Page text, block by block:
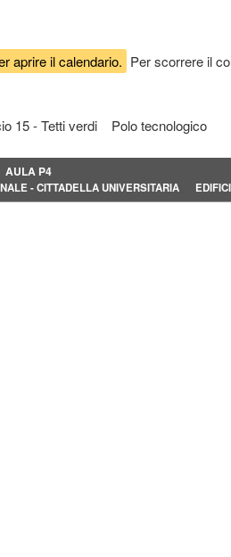
aprire il calendario. Per scorrere il
15 - Tetti verdi Polo tecnologico
AULA P4
- CITTADELLA UNIVERSITARIA